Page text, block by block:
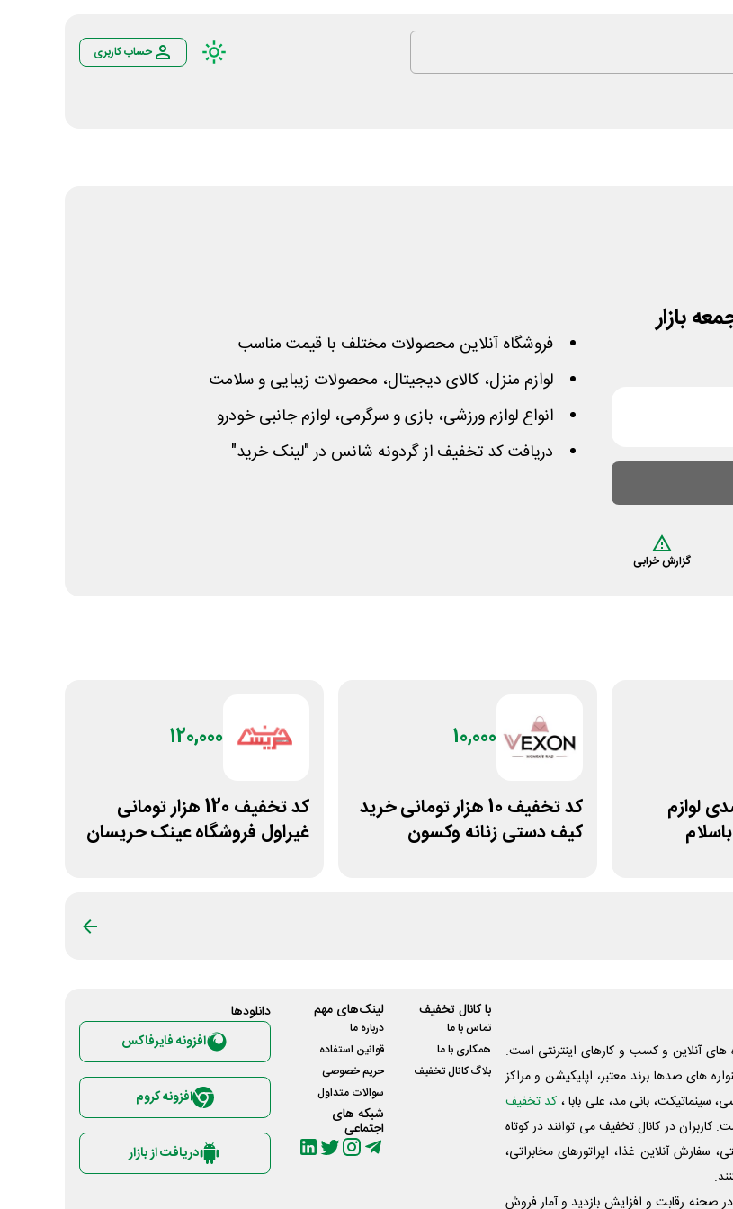
حساب کاربری
بازار
گزارش خرابی
فروشگاه آنلاین محصولات مختلف با قیمت مناسب
لوازم منزل، کالای دیجیتال، محصولات زیبایی و سلامت
انواع لوازم ورزشی، بازی و سرگرمی، لوازم جانبی خودرو
دریافت کد تخفیف از گردونه شانس در "لینک خرید"
6 درصدی لوازم
10,000
کد تخفیف 10 هزار تومانی خرید
کیف دستی زنانه وکسون
120,000
کد تخفیف 120 هزار تومانی
غیراول فروشگاه عینک حریسان
آنلاین و کسب و‌ کارهای اینترنتی است.
های صدها برند معتبر، اپلیکیشن و مراکز
سینماتیکت، بانی مد، علی‌ بابا ، کد تخفیف
در کانال تخفیف می توانند در کوتاه
آنلاین غذا، اپراتورهای مخابراتی،
صحنه رقابت و افزایش بازدید و آمار فروش
با کانال تخفیف
تماس با ما
همکاری با ما
بلاگ کانال تخفیف
لینک‌های مهم
درباره ما
قوانین استفاده
حریم خصوصی
سوالات متداول
شبکه های
اجتماعی
دانلود‌ها
افزونه فایرفاکس
افزونه کروم
دریافت از بازار